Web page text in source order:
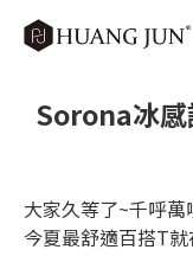
Sorona冰感
大家久等了~千呼萬
今夏最舒適百搭T